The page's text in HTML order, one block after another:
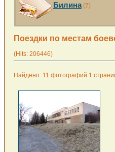
Билина(7)
Поездки по местам
(Hits: 206446)
Найдено: 11 фотографий 1